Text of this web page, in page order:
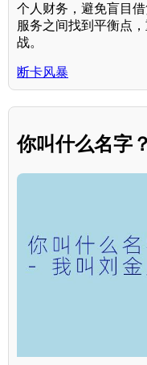
个人财务，避免盲目
服务之间找到平衡点
战。
断卡风暴
你叫什么名字